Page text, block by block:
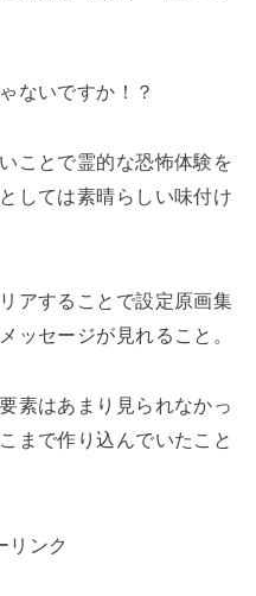
ないですか！？
ことで霊的な恐怖体験を
しては素晴らしい味付け
アすることで設定原画集
ッセージが見れること。
素はあまり見られなかっ
まで作り込んでいたこと
リンク